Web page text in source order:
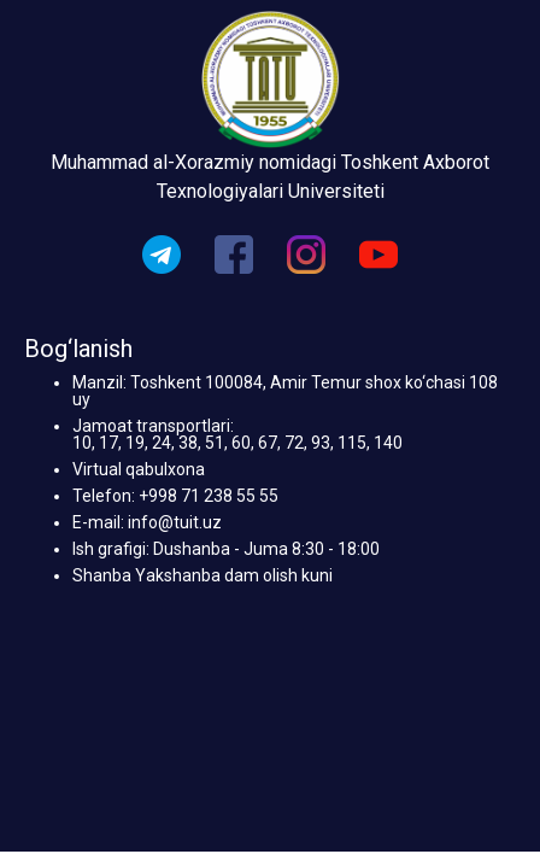
Muhammad al-Xorazmiy nomidagi Toshkent Axborot
Texnologiyalari Universiteti
Bog‘lanish
Manzil: Toshkent 100084, Amir Temur shox ko‘chasi 108
uy
Jamoat transportlari:
10, 17, 19, 24, 38, 51, 60, 67, 72, 93, 115, 140
Virtual qabulxona
Telefon: +998 71 238 55 55
E-mail: info@tuit.uz
Ish grafigi: Dushanba - Juma 8:30 - 18:00
Shanba Yakshanba dam olish kuni